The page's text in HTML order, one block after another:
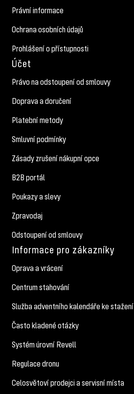
Právní informace
Ochrana osobních údajů
Prohlášení o přístupnosti
Účet
Právo na odstoupení od smlouvy
Doprava a doručení
Platební metody
Smluvní podmínky
Zásady zrušení nákupní opce
B2B portál
Poukazy a slevy
Zpravodaj
Odstoupení od smlouvy
Informace pro zákazníky
Oprava a vrácení
Centrum stahování
Služba adventního kalendáře ke stažení
Často kladené otázky
Systém úrovní Revell
Regulace dronu
Celosvětoví prodejci a servisní místa